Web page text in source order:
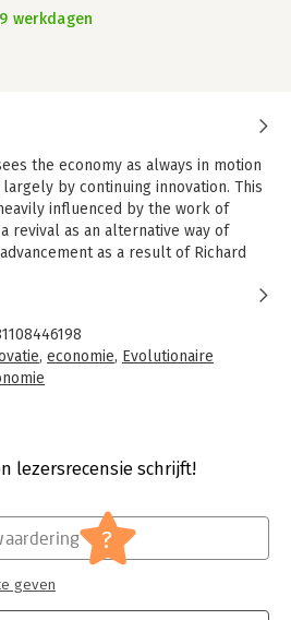
werkdagen
the economy as always in motion
by continuing innovation. This
influenced by the work of
revival as an alternative way of
as a result of Richard
first published in 1982.
up, Nelson is joined by leading
economics, reviewing in
has been manifest in various areas
overview for interested
evolutionary economics has
, economie, Evolutionaire
University Press
Ondernemen
lezersrecensie schrijft!
?
geven